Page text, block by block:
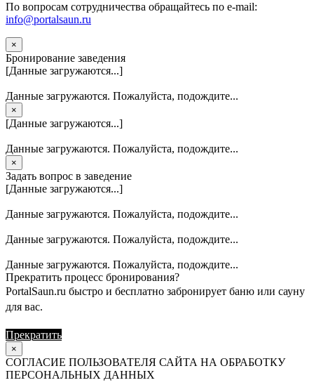
По вопросам сотрудничества обращайтесь по e-mail:
info@portalsaun.ru
×
Бронирование заведения
[Данные загружаются...]
Данные загружаются. Пожалуйста, подождите...
×
[Данные загружаются...]
Данные загружаются. Пожалуйста, подождите...
×
Задать вопрос в заведение
[Данные загружаются...]
Данные загружаются. Пожалуйста, подождите...
Данные загружаются. Пожалуйста, подождите...
Данные загружаются. Пожалуйста, подождите...
Прекратить процесс бронирования?
PortalSaun.ru быстро и бесплатно забронирует баню или сауну
для вас.
Прекратить
×
СОГЛАСИЕ ПОЛЬЗОВАТЕЛЯ САЙТА НА ОБРАБОТКУ
ПЕРСОНАЛЬНЫХ ДАННЫХ